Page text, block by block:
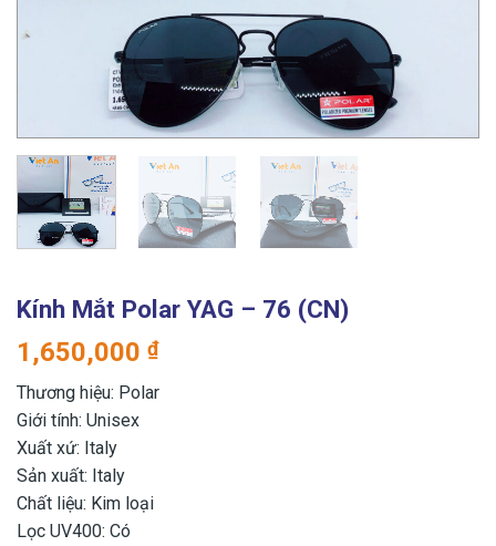
Kính Mắt Polar YAG – 76 (CN)
1,650,000 ₫
Thương hiệu: Polar
Giới tính: Unisex
Xuất xứ: Italy
Sản xuất: Italy
Chất liệu: Kim loại
Lọc UV400: Có